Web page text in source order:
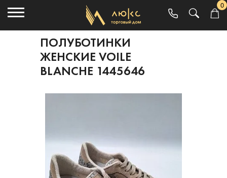
0
ПОЛУБОТИНКИ
ЖЕНСКИЕ VOILE
BLANCHE 1445646